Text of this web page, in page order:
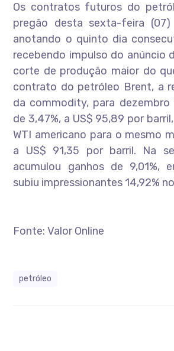
Os contratos futuros do
pregão desta sexta-feira
anotando o quinto dia
recebendo impulso do anúncio
corte de produção maior do
contrato do petróleo Brent, a
da commodity, para
de 3,47%, a US$ 95,89 por
WTI americano para o mesmo
a US$ 91,35 por barril. Na
acumulou ganhos de 9,01%,
subiu impressionantes 14,92%
Fonte: Valor Online
petróleo